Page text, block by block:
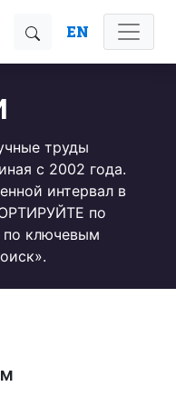
EN
труды
с 2002 года.
интервал в
по
ключевым